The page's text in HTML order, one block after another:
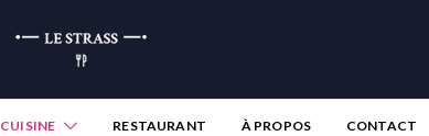
CUISINE RESTAURANT À PROPOS CONTACT